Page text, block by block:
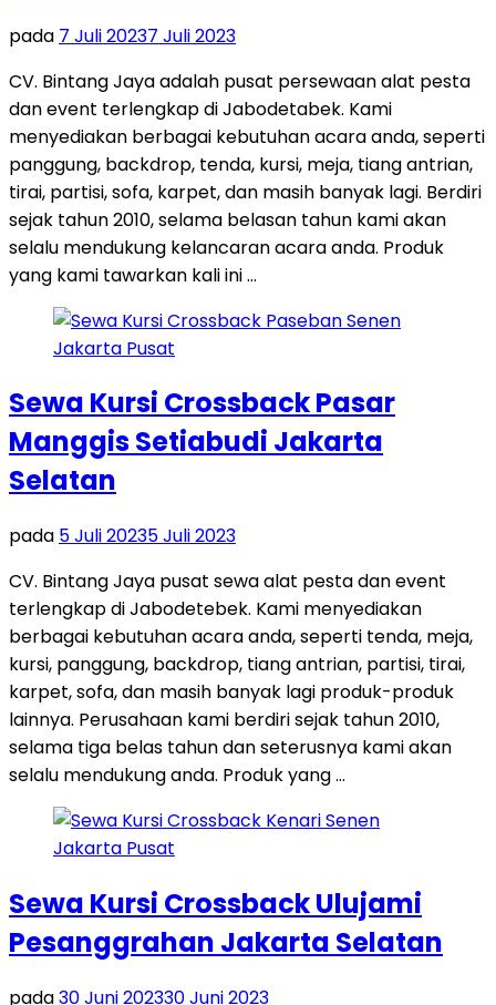
pada 7 Juli 20237 Juli 2023
CV. Bintang Jaya adalah pusat persewaan alat pesta
dan event terlengkap di Jabodetabek. Kami
menyediakan berbagai kebutuhan acara anda, seperti
panggung, backdrop, tenda, kursi, meja, tiang antrian,
tirai, partisi, sofa, karpet, dan masih banyak lagi. Berdiri
sejak tahun 2010, selama belasan tahun kami akan
selalu mendukung kelancaran acara anda. Produk
yang kami tawarkan kali ini …
Sewa Kursi Crossback Pasar
Manggis Setiabudi Jakarta
Selatan
pada 5 Juli 20235 Juli 2023
CV. Bintang Jaya pusat sewa alat pesta dan event
terlengkap di Jabodetebek. Kami menyediakan
berbagai kebutuhan acara anda, seperti tenda, meja,
kursi, panggung, backdrop, tiang antrian, partisi, tirai,
karpet, sofa, dan masih banyak lagi produk-produk
lainnya. Perusahaan kami berdiri sejak tahun 2010,
selama tiga belas tahun dan seterusnya kami akan
selalu mendukung anda. Produk yang …
Sewa Kursi Crossback Ulujami
Pesanggrahan Jakarta Selatan
pada30 Juni 202330 Juni 2023